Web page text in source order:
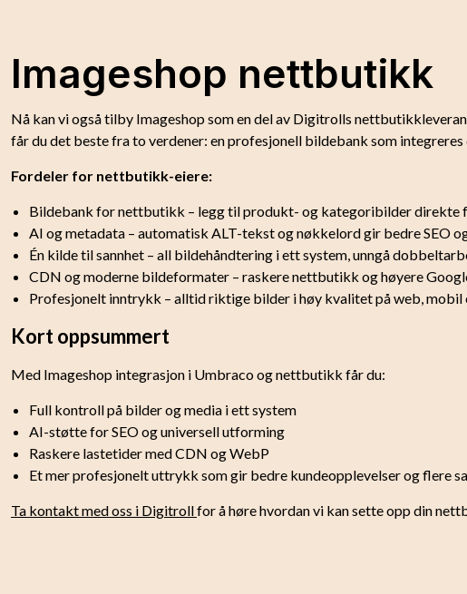
Imageshop nettbutikk
Nå kan vi også tilby Imageshop som en del av Digitrolls
får du det beste fra to verdener: en profesjonell bildebank som
Fordeler for nettbutikk-eiere:
Bildebank for nettbutikk – legg til produkt- og kategoribilder direkte
AI og metadata – automatisk ALT-tekst og nøkkelord gir bedre SEO
Én kilde til sannhet – all bildehåndtering i ett system, unngå
CDN og moderne bildeformater – raskere nettbutikk og høyere
Profesjonelt inntrykk – alltid riktige bilder i høy kvalitet på web,
Kort oppsummert
Med Imageshop integrasjon i Umbraco og nettbutikk får du:
Full kontroll på bilder og media i ett system
AI-støtte for SEO og universell utforming
Raskere lastetider med CDN og WebP
Et mer profesjonelt uttrykk som gir bedre kundeopplevelser og flere
Ta kontakt med oss i Digitrollfor å høre hvordan vi kan sette opp din